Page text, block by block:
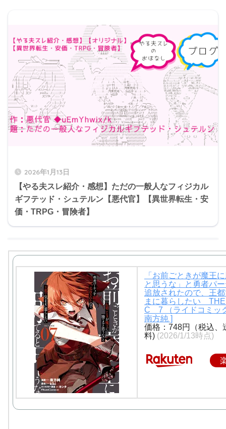
2026年1月13日
【やる夫スレ紹介・感想】ただの一般人なフィジカル
ギフテッド・シュテルン【悪代官】【異世界転生・安
価・TRPG・冒険者】
「お前ごときが魔王
と思うな」と勇者パ
追放されたので、王
まに暮らしたい
C 7 （ライドコミッ
南方純 ]
価格：748円（税込、
料) (2026/1/13時点)